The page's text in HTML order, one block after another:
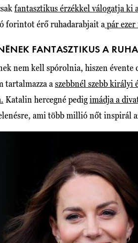
fantasztikus érzékkel válogatja ki
forintot érő ruhadarabjait a pár
FANTASZTIKUS A
nem kell spórolnia, hiszen évente
tartalmazza a szebbnél szebb királyi
Katalin hercegné pedigimádja a
ami több millió nőt inspirál